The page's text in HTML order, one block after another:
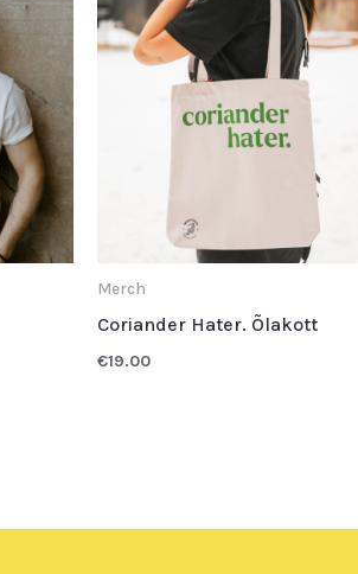
Merch
Coriander Hater. Õlakott
€19.00